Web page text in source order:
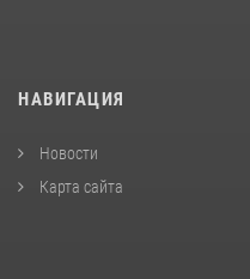
НАВИГАЦИЯ
Новости
Карта сайта